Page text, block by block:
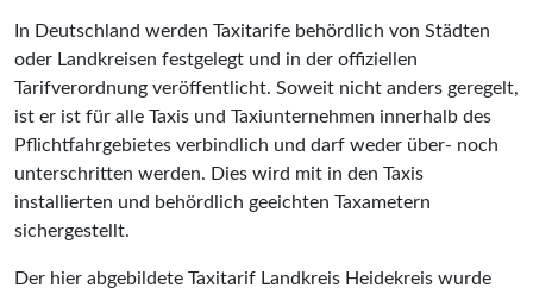
In Deutschland werden Taxitarife behördlich von Städten
oder Landkreisen festgelegt und in der offiziellen
Tarifverordnung veröffentlicht. Soweit nicht anders geregelt,
ist er ist für alle Taxis und Taxiunternehmen innerhalb des
Pflichtfahrgebietes verbindlich und darf weder über- noch
unterschritten werden. Dies wird mit in den Taxis
installierten und behördlich geeichten Taxametern
sichergestellt.
Der hier abgebildete Taxitarif Landkreis Heidekreis wurde